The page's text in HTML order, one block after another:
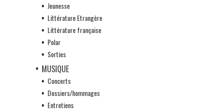
Jeunesse
Littérature Etrangère
Littérature française
Polar
Sorties
MUSIQUE
Concerts
Dossiers/hommages
Entretiens